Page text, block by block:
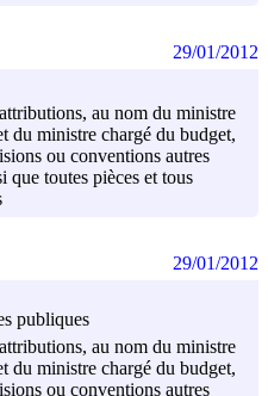
au nom du ministre
du ministre chargé du budget,
ou conventions autres
que toutes pièces et tous
29/01/2012
publiques
au nom du ministre
du ministre chargé du budget,
ou conventions autres
29/01/2012